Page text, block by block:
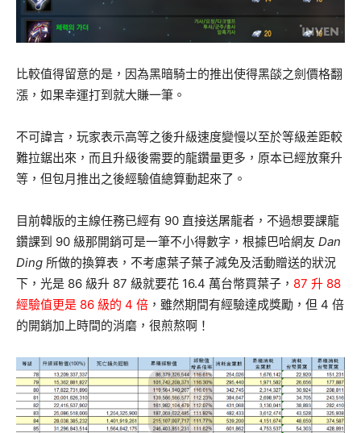
比較值得留意的是，因為黑暗騎士的推出使得黑燄之劍價格翻
漲，如果幸運打到就大賺一筆。
不可諱言，玩家表示高等之後升級速度變慢以至於等級差距較
難拉鋸出來，而且升級後需要的龍鑽量更多，原本已經放棄升
等，但包月推出之後經驗值總算動起來了。
目前韓版的主線任務已經有 90 直接送屠龍者，不過想要課龍
鑽課到 90 級那開銷可是一筆不小得數字，根據巴哈網友 Dan
Ding 所做的換算表，不考慮葉子葉子減免及活動贈送的狀況
下，光是 86 級升 87 級就要花 16.4 萬台幣買葉子， 87 升 88
經驗值更是 86 級的 4 倍 ，雖然期間有經驗達成獎勵，但 4 倍
的開銷加上時間的消磨，很煎熬啊！